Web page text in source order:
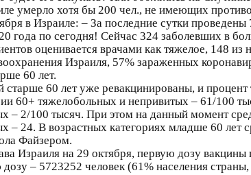
умерло хотя бы 200 чел., не имеющих
в Израиле: – За последние сутки
года по сегодня! Сейчас 324 заболевших в
оценивается врачами как тяжелое, 148
Израиля, 57% зараженных
60 лет.
старше 60 лет уже ревакцинированы, и
60+ тяжелобольных и непривитых – 61/100
– 2/100 тысяч. При этом на данный момент
– 24. В возрастных категориях младше 60
Файзером.
Израиля на 29 октября, первую дозу вакцины
– 5723252 человек (61% населения